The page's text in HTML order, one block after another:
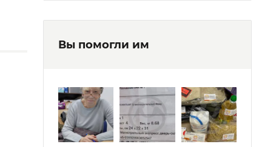
Вы помогли им